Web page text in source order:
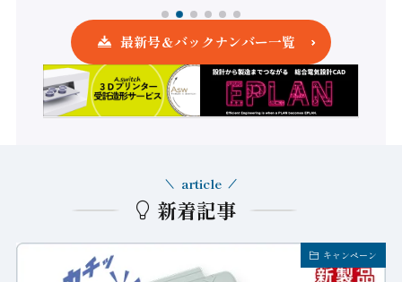
最新号＆バックナンバー一覧
新着記事
article
キャンペーン